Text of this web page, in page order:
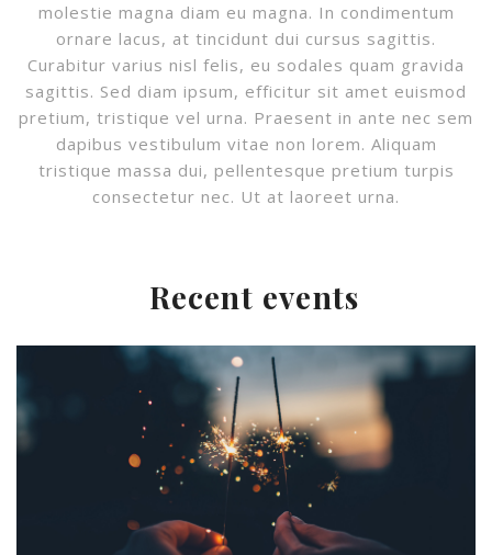
molestie magna diam eu magna. In condimentum
ornare lacus, at tincidunt dui cursus sagittis.
Curabitur varius nisl felis, eu sodales quam gravida
sagittis. Sed diam ipsum, efficitur sit amet euismod
pretium, tristique vel urna. Praesent in ante nec sem
dapibus vestibulum vitae non lorem. Aliquam
tristique massa dui, pellentesque pretium turpis
consectetur nec. Ut at laoreet urna.
Recent events